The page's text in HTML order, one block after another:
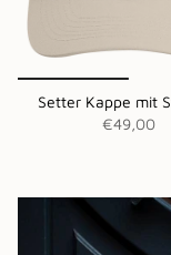
Setter Kappe mit
€49,00